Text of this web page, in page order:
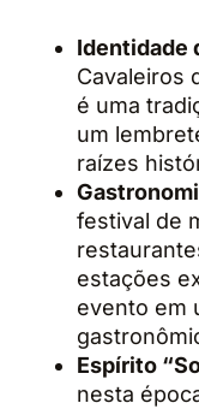
Identidade
Cavaleiros
é uma
um
raízes
festival de
estações
evento em
Espírito
nesta